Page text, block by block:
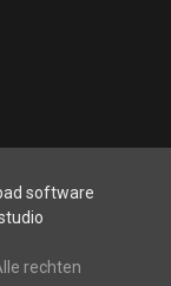
software
rechten